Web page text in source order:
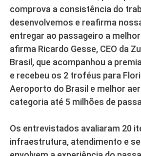
comprova a consistência do
desenvolvemos e reafirma
entregar ao passageiro a
afirma Ricardo Gesse, CEO da
Brasil, que acompanhou a
e recebeu os 2 troféus para
Aeroporto do Brasil e melhor
categoria até 5 milhões de
Os entrevistados avaliaram 20
infraestrutura, atendimento e